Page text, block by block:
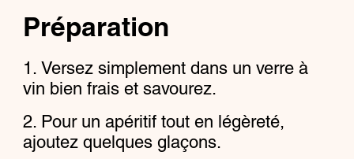
Préparation
Versez simplement dans un verre à
vin bien frais et savourez.
Pour un apéritif tout en légèreté,
ajoutez quelques glaçons.